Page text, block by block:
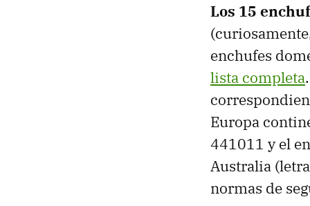
Los 15
enchufes
lista completa
Europa
441011 y el
Australia
normas de